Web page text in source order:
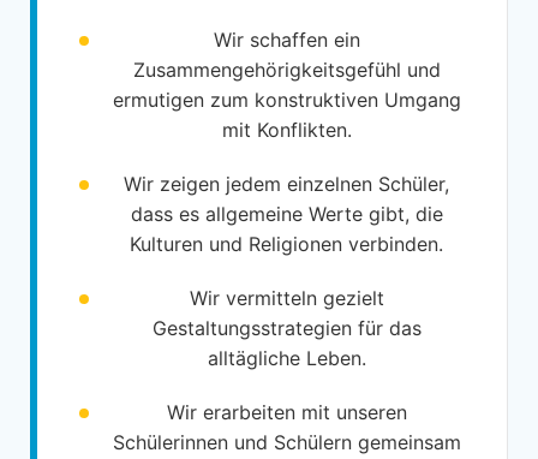
Wir schaffen ein
Zusammengehörigkeitsgefühl und
ermutigen zum konstruktiven Umgang
mit Konflikten.
Wir zeigen jedem einzelnen Schüler,
dass es allgemeine Werte gibt, die
Kulturen und Religionen verbinden.
Wir vermitteln gezielt
Gestaltungsstrategien für das
alltägliche Leben.
Wir erarbeiten mit unseren
Schülerinnen und Schülern gemeinsam